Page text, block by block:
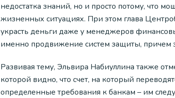
недостатка знаний, но и просто потому, что
жизненных ситуациях. При этом глава
украсть деньги даже у менеджеров
именно продвижение систем защиты, причем
Развивая тему, Эльвира Набиуллина также
которой видно, что счет, на который
определенные требования к банкам – им